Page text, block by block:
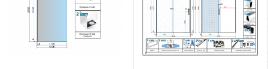
Выберите количество: Выберите количество: